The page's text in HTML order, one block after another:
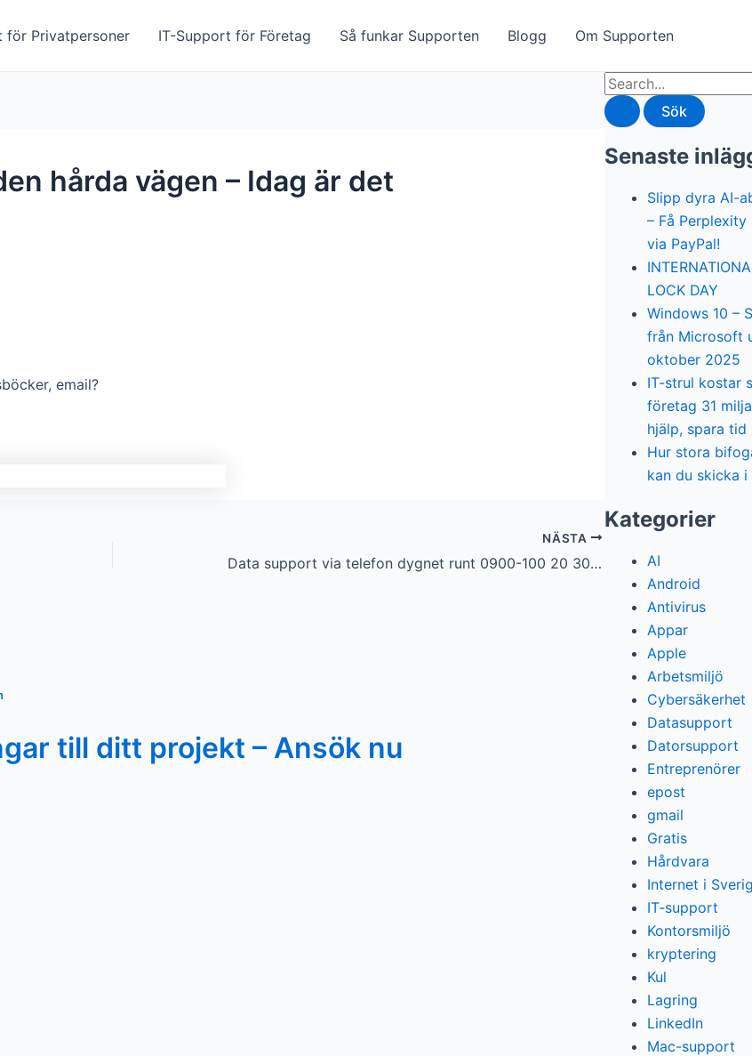
för Privatpersoner IT-Support för Företag Så funkar Supporten Blogg Om Supporten
hårda vägen – Idag är det
email?
NÄSTA
Data support via telefon dygnet runt 0900-100 20 30 (19kr/min)
till ditt projekt – Ansök nu
Sök
efter:
Senaste
Slipp dyra AI-
– Få
via PayPal!
LOCK DAY
Windows 10 –
från Microsoft
oktober 2025
IT-strul kostar
företag 31
hjälp, spara tid
Hur stora
kan du skicka
Kategorier
AI
Android
Antivirus
Appar
Apple
Arbetsmiljö
Cybersäkerhet
Datasupport
Datorsupport
Entreprenörer
epost
gmail
Gratis
Hårdvara
Internet i
IT-support
Kontorsmiljö
kryptering
Kul
Lagring
LinkedIn
Mac-support